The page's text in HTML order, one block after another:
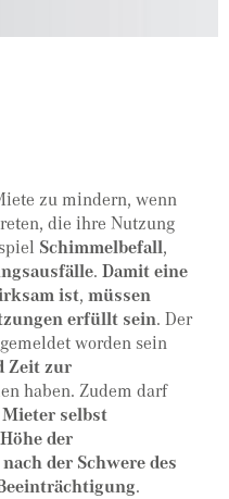
zu mindern, wenn
die ihre Nutzung
Schimmelbefall,
.Damit eine
ist,müssen
erfüllt sein. Der
worden sein
Zeit zur
haben. Zudem darf
selbst
Höhe der
der Schwere des
.